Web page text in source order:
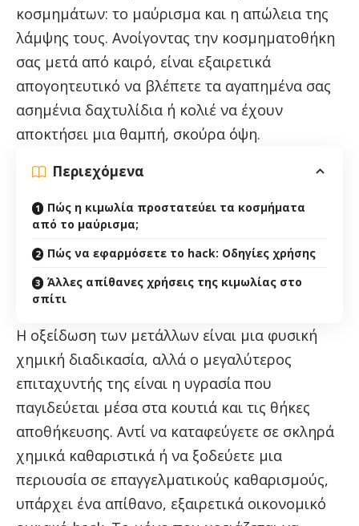
κοσμημάτων: το μαύρισμα και η απώλεια της
λάμψης τους. Ανοίγοντας την κοσμηματοθήκη
σας μετά από καιρό, είναι εξαιρετικά
απογοητευτικό να βλέπετε τα αγαπημένα σας
ασημένια δαχτυλίδια ή κολιέ να έχουν
αποκτήσει μια θαμπή, σκούρα όψη.
Περιεχόμενα
Πώς η κιμωλία προστατεύει τα κοσμήματα
από το μαύρισμα;
Πώς να εφαρμόσετε το hack: Οδηγίες χρήσης
Άλλες απίθανες χρήσεις της κιμωλίας στο
σπίτι
Η οξείδωση των μετάλλων είναι μια φυσική
χημική διαδικασία, αλλά ο μεγαλύτερος
επιταχυντής της είναι η υγρασία που
παγιδεύεται μέσα στα κουτιά και τις θήκες
αποθήκευσης. Αντί να καταφεύγετε σε σκληρά
χημικά καθαριστικά ή να ξοδεύετε μια
περιουσία σε επαγγελματικούς καθαρισμούς,
υπάρχει ένα απίθανο, εξαιρετικά οικονομικό